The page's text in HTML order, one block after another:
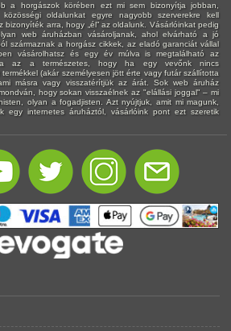
a horgászok körében ezt mi sem bizonyítja jobban,
oldalunkat egyre nagyobb szerverekre kell
bizonyíték arra, hogy „él” az oldalunk. Vásárlóinkat pedig
web áruházban vásároljanak, ahol elvárható a jó
származnak a horgász cikkek, az eladó garanciát vállal
vásárolhatsz és egy év múlva is megtalálható az
az a természetes, hogy ha egy vevőnk nincs
(akár személyesen jött érte vagy futár szállította
másra vagy visszatérítjük az árát. Sok web áruház
hogy sokan visszaélnek az "elállási joggal" – mi
olyan a fogadjisten. Azt nyújtjuk, amit mi magunk,
egy internetes áruháztól, vásárlóink pont ezt szeretik